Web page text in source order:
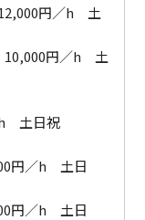
円／h 土
円／h 土
h 土日祝
円／h 土日
円／h 土日